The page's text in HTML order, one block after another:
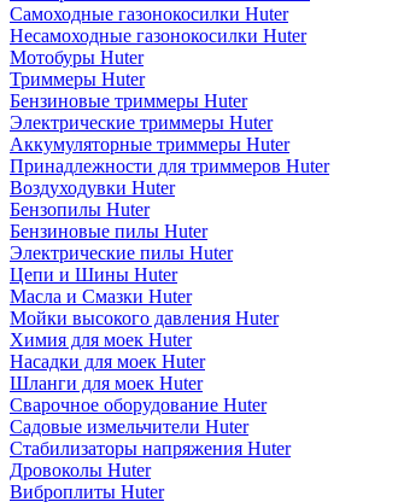
Самоходные газонокосилки Huter
Несамоходные газонокосилки Huter
Мотобуры Huter
Триммеры Huter
Бензиновые триммеры Huter
Электрические триммеры Huter
Аккумуляторные триммеры Huter
Принадлежности для триммеров Huter
Воздуходувки Huter
Бензопилы Huter
Бензиновые пилы Huter
Электрические пилы Huter
Цепи и Шины Huter
Масла и Смазки Huter
Мойки высокого давления Huter
Химия для моек Huter
Насадки для моек Huter
Шланги для моек Huter
Сварочное оборудование Huter
Садовые измельчители Huter
Стабилизаторы напряжения Huter
Дровоколы Huter
Виброплиты Huter